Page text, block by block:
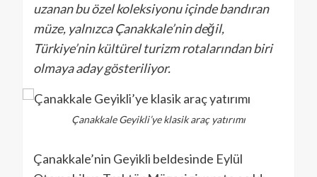
uzanan bu özel koleksiyonu içinde bandıran
müze, yalnızca Çanakkale’nin değil,
Türkiye’nin kültürel turizm rotalarından biri
olmaya aday gösteriliyor.
Çanakkale Geyikli’ye klasik araç yatırımı
Çanakkale’nin Geyikli beldesinde Eylül